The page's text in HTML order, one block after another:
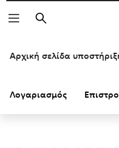
Αναζήτηση
Αρχική σελίδα
Λογαριασμός